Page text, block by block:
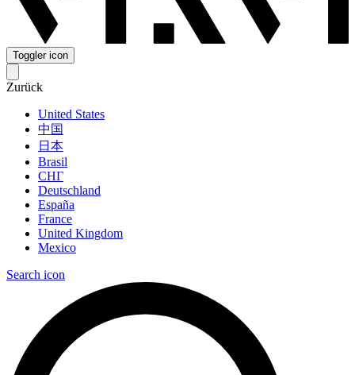
Toggler icon
Zurück
United States
中国
日本
Brasil
СНГ
Deutschland
España
France
United Kingdom
Mexico
Search icon